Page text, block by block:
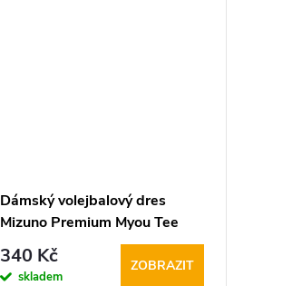
Dámský volejbalový dres
Mizuno Premium Myou Tee
tm.modro bílý
340 Kč
skladem
ZOBRAZIT